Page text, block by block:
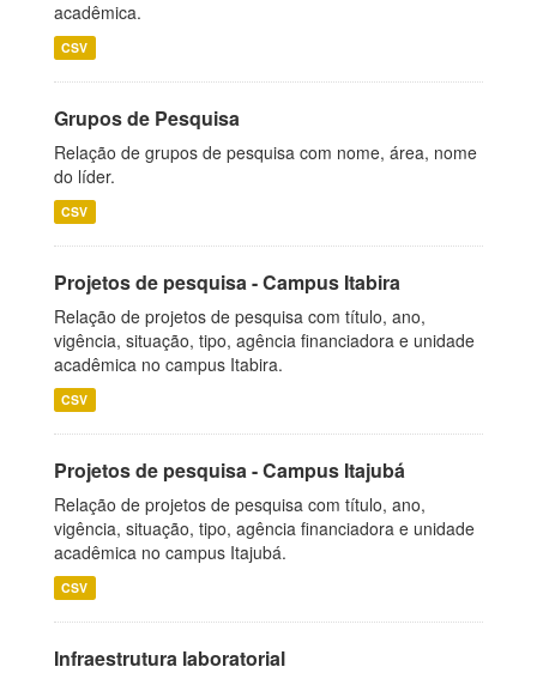
acadêmica.
CSV
Grupos de Pesquisa
Relação de grupos de pesquisa com nome, área, nome
do líder.
CSV
Projetos de pesquisa - Campus Itabira
Relação de projetos de pesquisa com título, ano,
vigência, situação, tipo, agência financiadora e unidade
acadêmica no campus Itabira.
CSV
Projetos de pesquisa - Campus Itajubá
Relação de projetos de pesquisa com título, ano,
vigência, situação, tipo, agência financiadora e unidade
acadêmica no campus Itajubá.
CSV
Infraestrutura laboratorial